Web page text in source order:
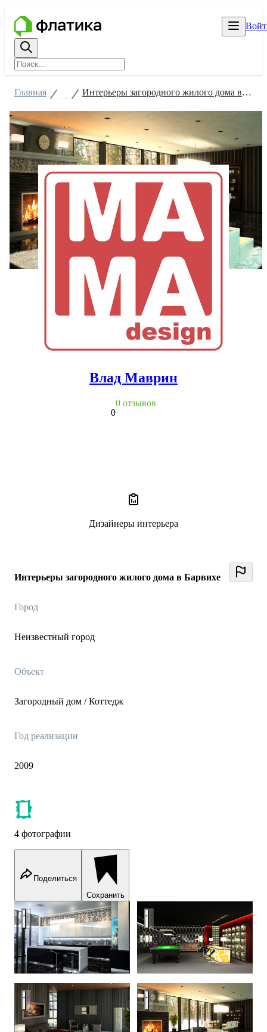
Интерьеры загородного жилого дома в Барвихе
Город
Неизвестный город
Объект
Загородный дом / Коттедж
Год реализации
2009
4 фотографии
Поделиться
Сохранить
Кухня Бильярдная
Спальня Гостиная
Главная Интерьеры загородного жилого дома в Барвихе
Влад Маврин
0
0 отзывов
Дизайнеры интерьера